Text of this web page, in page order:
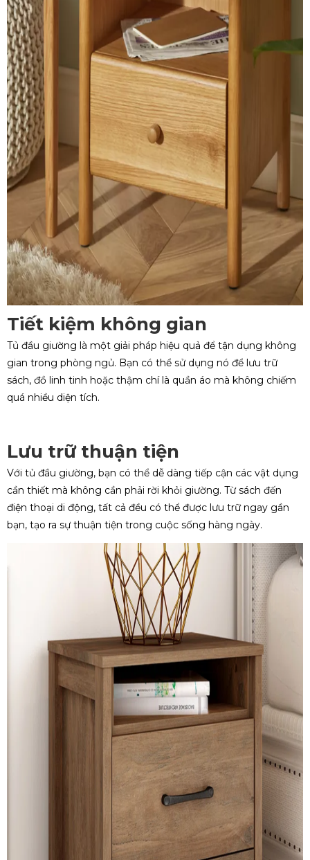
Tiết kiệm không gian
Tủ đầu giường là một giải pháp hiệu quả để tận dụng không
gian trong phòng ngủ. Bạn có thể sử dụng nó để lưu trữ
sách, đồ linh tinh hoặc thậm chí là quần áo mà không chiếm
quá nhiều diện tích.
Lưu trữ thuận tiện
Với tủ đầu giường, bạn có thể dễ dàng tiếp cận các vật dụng
cần thiết mà không cần phải rời khỏi giường. Từ sách đến
điện thoại di động, tất cả đều có thể được lưu trữ ngay gần
bạn, tạo ra sự thuận tiện trong cuộc sống hàng ngày.